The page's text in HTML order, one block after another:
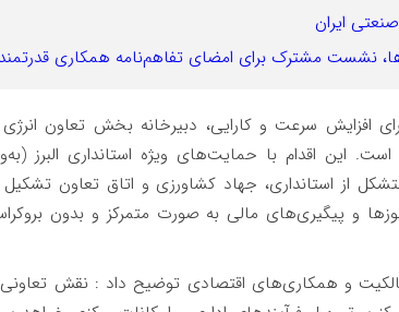
ایران
نشست مشترک برای امضای تفاهم‌نامه همکاری قدرتمند
افزایش سرعت و کارایی، دبیرخانه بخش تعاون
این اقدام با حمایت‌های ویژه استانداری البرز
از استانداری، جهاد کشاورزی و اتاق تعاون
و پیگیری‌های مالی به صورت متمرکز و بدون
و همکاری‌های اقتصادی توضیح داد : نقش